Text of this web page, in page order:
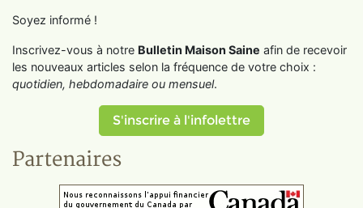
Soyez informé !
Inscrivez-vous à notre Bulletin Maison Saine afin de recevoir
les nouveaux articles selon la fréquence de votre choix :
quotidien, hebdomadaire ou mensuel.
S'inscrire à l'infolettre
Partenaires